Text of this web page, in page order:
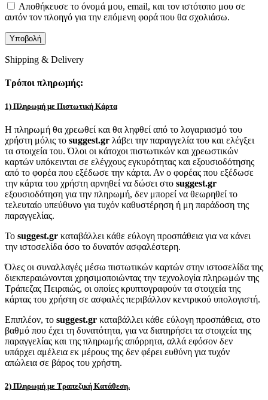
Αποθήκευσε το όνομά μου, email, και τον ιστότοπο μου σε
αυτόν τον πλοηγό για την επόμενη φορά που θα σχολιάσω.
Shipping & Delivery
Τρόποι πληρωμής:
1) Πληρωμή με Πιστωτική Κάρτα
Η πληρωμή θα χρεωθεί και θα ληφθεί από το λογαριασμό του
χρήστη μόλις το suggest.gr λάβει την παραγγελία του και ελέγξει
τα στοιχεία του. Όλοι οι κάτοχοι πιστωτικών και χρεωστικών
καρτών υπόκεινται σε ελέγχους εγκυρότητας και εξουσιοδότησης
από το φορέα που εξέδωσε την κάρτα. Αν ο φορέας που εξέδωσε
την κάρτα του χρήστη αρνηθεί να δώσει στο suggest.gr
εξουσιοδότηση για την πληρωμή, δεν μπορεί να θεωρηθεί το
τελευταίο υπεύθυνο για τυχόν καθυστέρηση ή μη παράδοση της
παραγγελίας.
Το suggest.gr καταβάλλει κάθε εύλογη προσπάθεια για να κάνει
την ιστοσελίδα όσο το δυνατόν ασφαλέστερη.
Όλες οι συναλλαγές μέσω πιστωτικών καρτών στην ιστοσελίδα της
διεκπεραιώνονται χρησιμοποιώντας την τεχνολογία πληρωμών της
Τράπεζας Πειραιώς, οι οποίες κρυπτογραφούν τα στοιχεία της
κάρτας του χρήστη σε ασφαλές περιβάλλον κεντρικού υπολογιστή.
Επιπλέον, το suggest.gr καταβάλλει κάθε εύλογη προσπάθεια, στο
βαθμό που έχει τη δυνατότητα, για να διατηρήσει τα στοιχεία της
παραγγελίας και της πληρωμής απόρρητα, αλλά εφόσον δεν
υπάρχει αμέλεια εκ μέρους της δεν φέρει ευθύνη για τυχόν
απώλεια σε βάρος του χρήστη.
2) Πληρωμή με Τραπεζική Κατάθεση.